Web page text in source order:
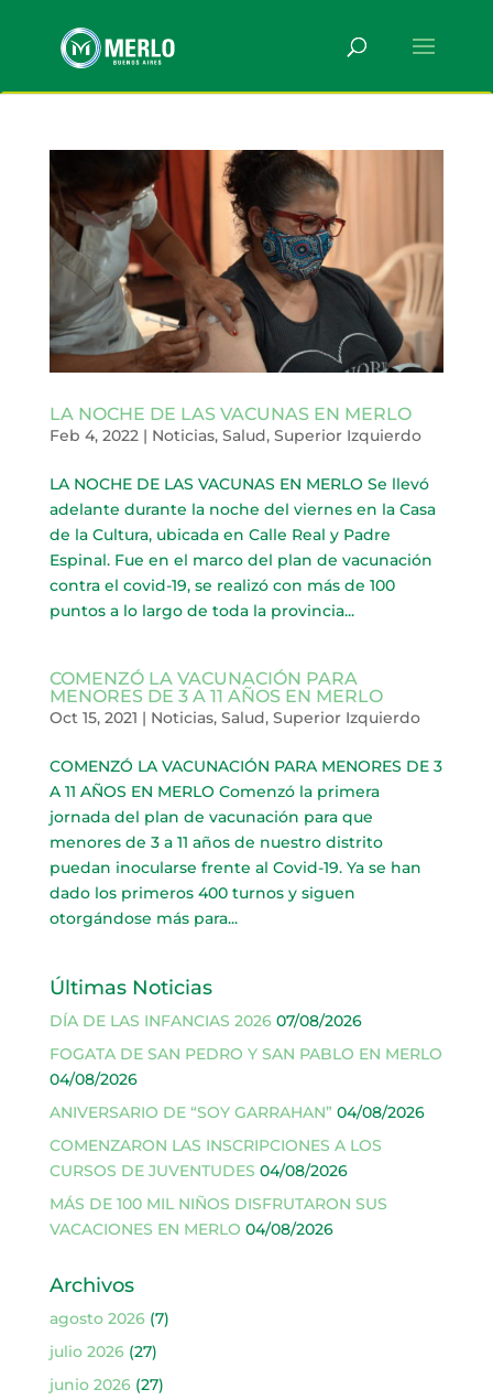
LA NOCHE DE LAS VACUNAS EN MERLO
Feb 4, 2022 | Noticias, Salud, Superior Izquierdo
LA NOCHE DE LAS VACUNAS EN MERLO Se llevó
adelante durante la noche del viernes en la Casa
de la Cultura, ubicada en Calle Real y Padre
Espinal. Fue en el marco del plan de vacunación
contra el covid-19, se realizó con más de 100
puntos a lo largo de toda la provincia...
COMENZÓ LA VACUNACIÓN PARA
MENORES DE 3 A 11 AÑOS EN MERLO
Oct 15, 2021 | Noticias, Salud, Superior Izquierdo
COMENZÓ LA VACUNACIÓN PARA MENORES DE 3
A 11 AÑOS EN MERLO Comenzó la primera
jornada del plan de vacunación para que
menores de 3 a 11 años de nuestro distrito
puedan inocularse frente al Covid-19. Ya se han
dado los primeros 400 turnos y siguen
otorgándose más para...
Últimas Noticias
DÍA DE LAS INFANCIAS 2026 07/08/2026
FOGATA DE SAN PEDRO Y SAN PABLO EN MERLO
04/08/2026
ANIVERSARIO DE “SOY GARRAHAN” 04/08/2026
COMENZARON LAS INSCRIPCIONES A LOS
CURSOS DE JUVENTUDES 04/08/2026
MÁS DE 100 MIL NIÑOS DISFRUTARON SUS
VACACIONES EN MERLO 04/08/2026
Archivos
agosto 2026(7)
julio 2026(27)
junio 2026(27)